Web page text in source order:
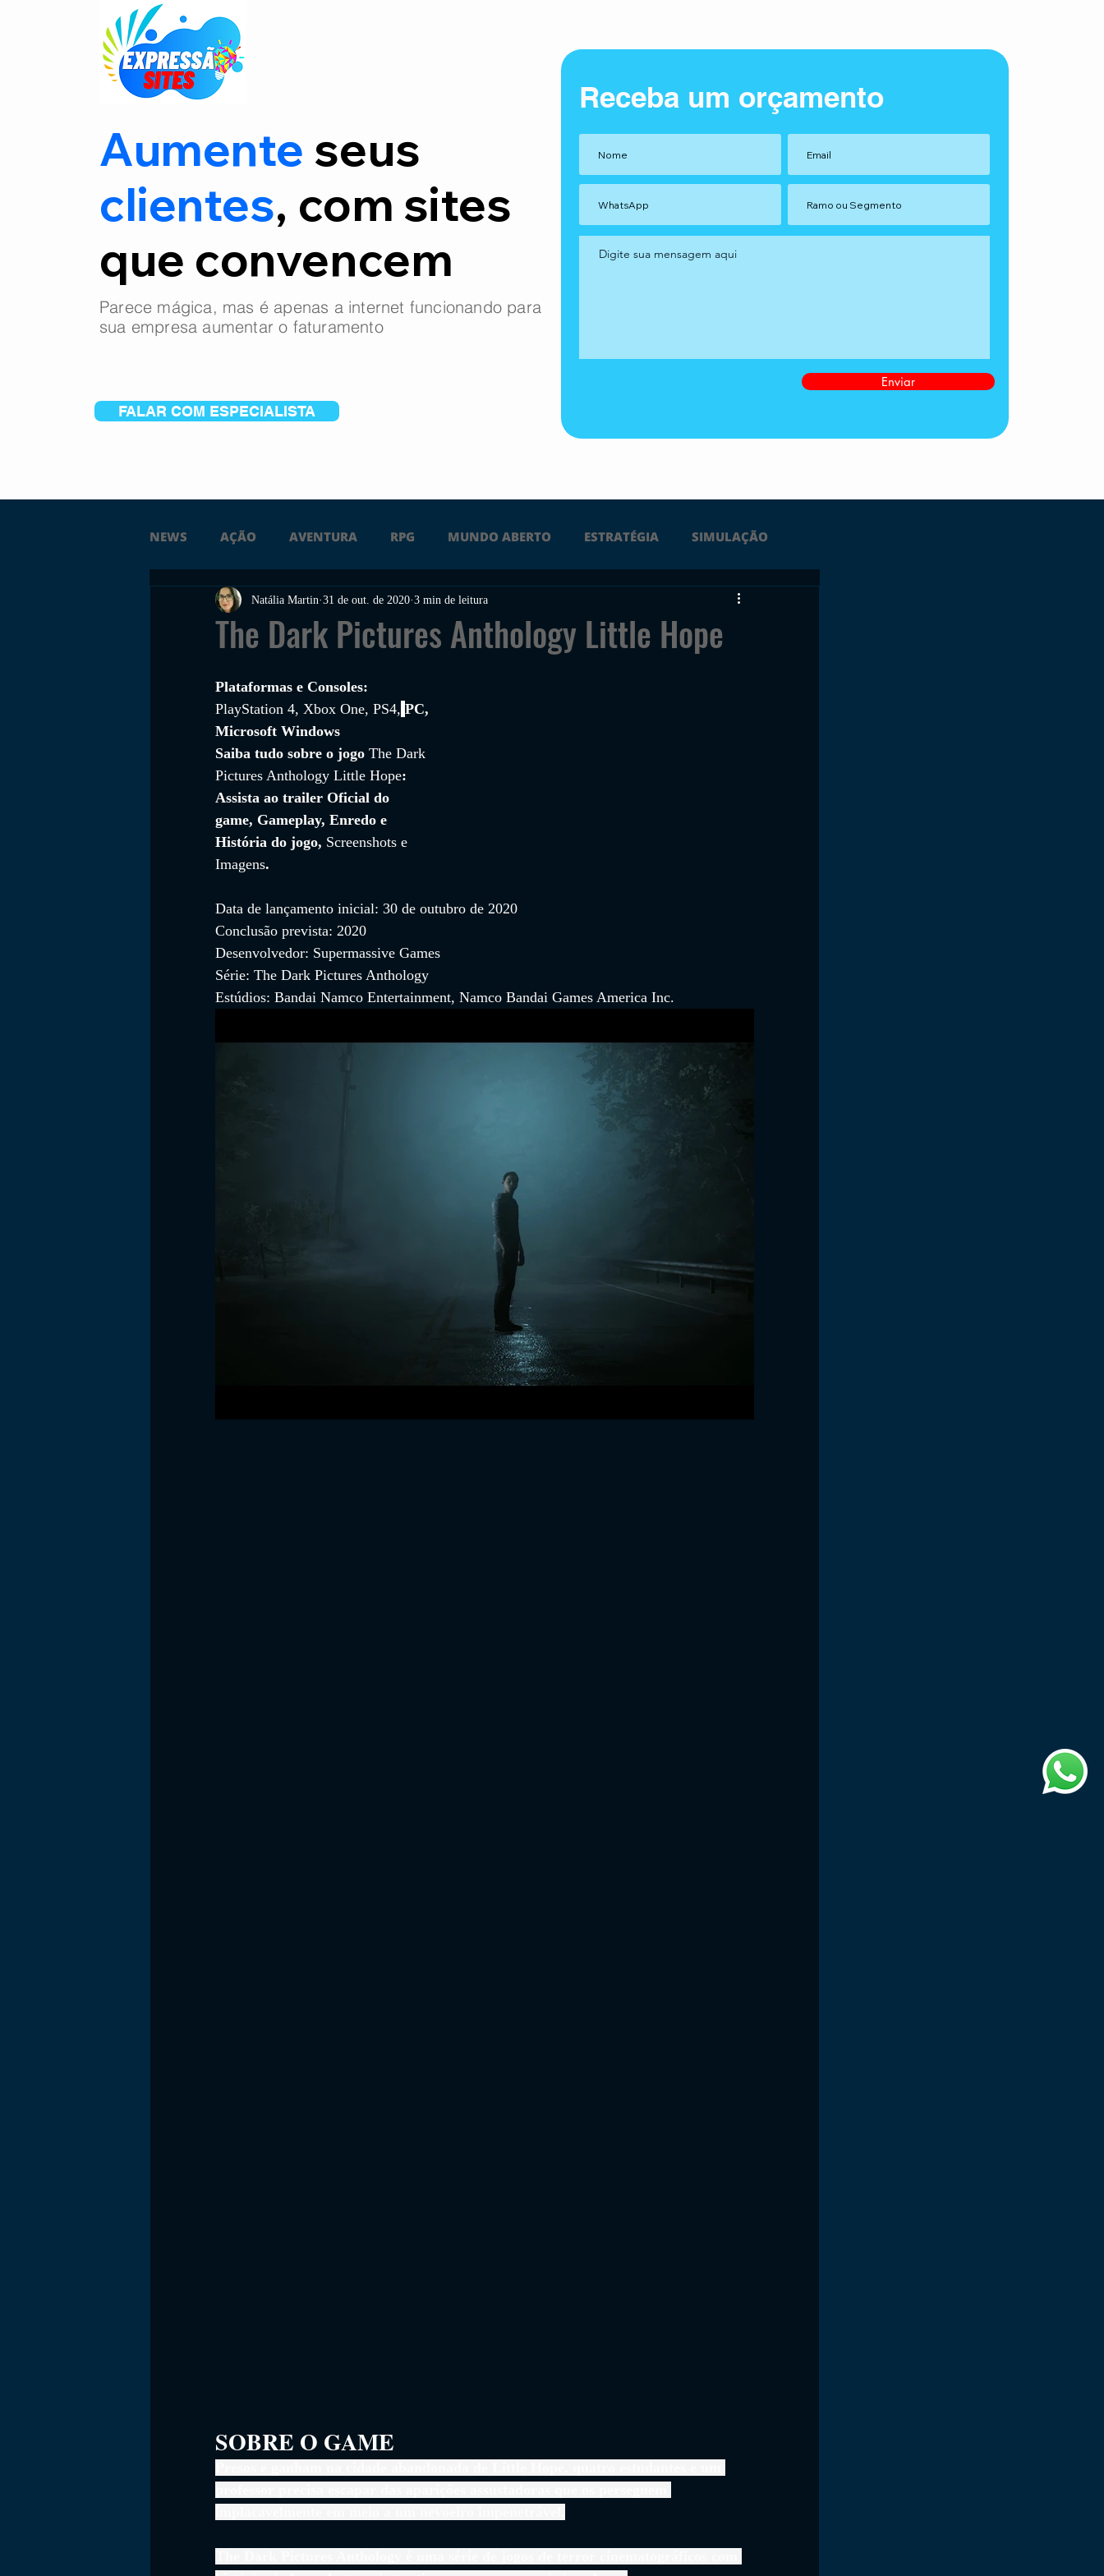
Aumente seus
clientes, com sites
que convencem
Parece mágica, mas é apenas a internet funcionando para
sua empresa aumentar o faturamento
FALAR COM ESPECIALISTA
Receba um orçamento
Enviar
NEWS AÇÃO AVENTURA RPG MUNDO ABERTO ESTRATÉGIA SIMULAÇÃO
FICÇÃO TERROR PC PS4 PS5 ÚLTIMAS
SOBREVIVÊNCIA CONSTRUÇÃO
FILMES
The Dark Pictures Anthology Little Hope
Natália Martin 31 de out. de 2020 3 min de leitura
Plataformas e Consoles:
PlayStation 4, Xbox One, PS4, PC,
Microsoft Windows
Saiba tudo sobre o jogo The Dark
Pictures Anthology Little Hope:
Assista ao trailer Oficial do
game, Gameplay, Enredo e
História do jogo, Screenshots e
Imagens.
Data de lançamento inicial: 30 de outubro de 2020
Conclusão prevista: 2020
Desenvolvedor: Supermassive Games
Série: The Dark Pictures Anthology
Estúdios: Bandai Namco Entertainment, Namco Bandai Games America Inc.
SOBRE O GAME